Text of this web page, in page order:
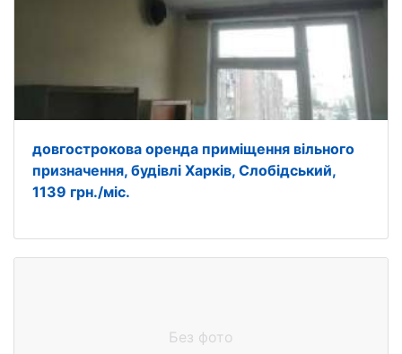
довгострокова оренда приміщення вільного
призначення, будівлі Харків, Слобідський,
1139 грн./міс.
Без фото